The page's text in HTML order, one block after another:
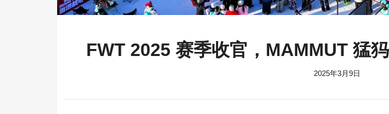
FWT 2025 赛季收官，MAMMUT 猛
2025年3月9日